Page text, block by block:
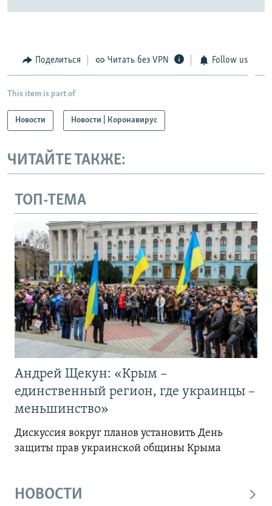
Поделиться Читать без VPN Follow us
This item is part of
Новости Новости | Коронавирус
ЧИТАЙТЕ ТАКЖЕ:
ТОП-ТЕМА
Андрей Щекун: «Крым –
единственный регион, где украинцы –
меньшинство»
Дискуссия вокруг планов установить День
защиты прав украинской общины Крыма
НОВОСТИ